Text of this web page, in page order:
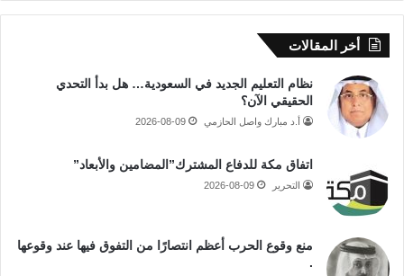
أخر المقالات
نظام التعليم الجديد في السعودية… هل بدأ التحدي
الحقيقي الآن؟
أ.د مبارك واصل الحازمي 2026-08-09
اتفاق مكة للدفاع المشترك”المضامين والأبعاد”
التحرير 2026-08-09
منع وقوع الحرب أعظم انتصارًا من التفوق فيها عند وقوعها
.